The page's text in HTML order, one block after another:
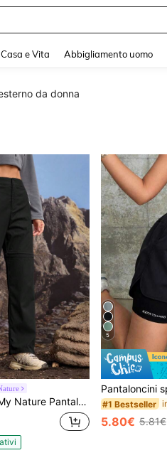
Casa e Vita Abbigliamento uomo
da donna
da donna con chiusura lampo e tasche staccabili, pantaloni da trekking da donna, pantaloni utility da donna, pantaloni convertibili da donna
5
#1 Bestseller
5.80€ 5.81€